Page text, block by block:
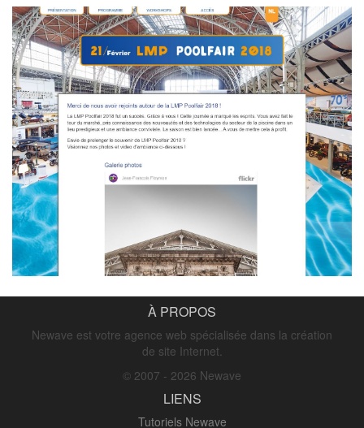
À PROPOS
Newave est votre agence web spécialisée dans la création
de site Internet.
© 2007 - 2026 Newave
LIENS
Tutoriels Newave